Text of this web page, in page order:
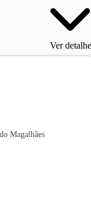
Ver
Magalhães